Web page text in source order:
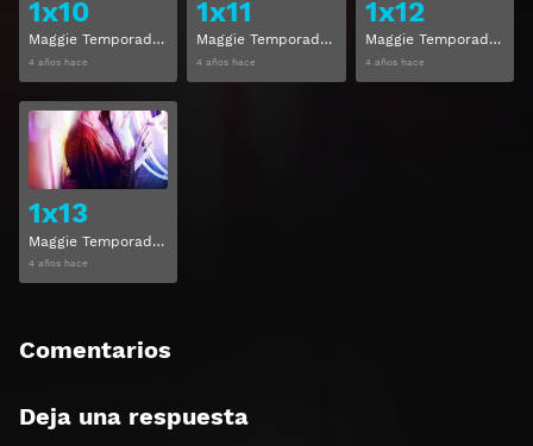
1x10
Maggie Temporada 1 Capitulo 10
4 años hace
1x11
Maggie Temporada 1 Capitulo 11
4 años hace
1x12
Maggie Temporada 1 Capitulo 12
4 años hace
1x13
Maggie Temporada 1 Capitulo 13
4 años hace
Comentarios
Deja una respuesta